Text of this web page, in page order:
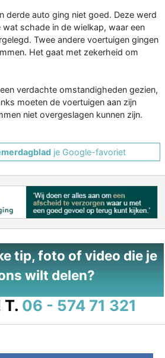
derde auto ging niet goed. Deze werd
schade in de wielkap, waar een
Twee andere voertuigen gingen
Het gaat met zekerheid om
verdachte omstandigheden gezien,
moeten de voertuigen aan zijn
niet overgeslagen kunnen zijn.
je Google-favoriet
tip, foto of video die je
wilt delen?
T. 06 - 574 71 321